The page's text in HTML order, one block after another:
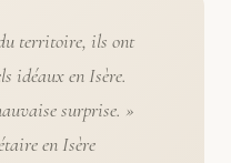
territoire, ils ont
idéaux en Isère.
surprise. »
en Isère